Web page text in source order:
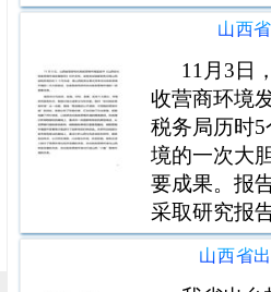
做大的必由
推动个转企
体措施。着
山西
11月3日
收营商环境
税务局历时
境的一次大
要成果。报
采取研究报
营商环境这
的目标，系
山西省